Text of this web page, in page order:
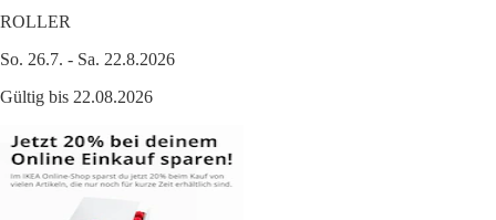
ROLLER
So. 26.7. - Sa. 22.8.2026
Gültig bis 22.08.2026